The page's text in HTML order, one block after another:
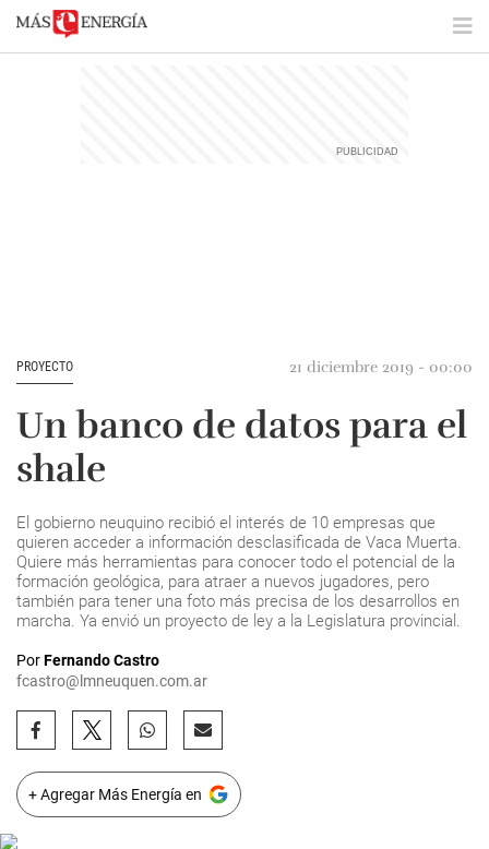
PROYECTO 21 diciembre 2019 - 00:00
Un banco de datos para el
shale
El gobierno neuquino recibió el interés de 10 empresas que
quieren acceder a información desclasificada de Vaca Muerta.
Quiere más herramientas para conocer todo el potencial de la
formación geológica, para atraer a nuevos jugadores, pero
también para tener una foto más precisa de los desarrollos en
marcha. Ya envió un proyecto de ley a la Legislatura provincial.
PorFernando Castro
fcastro@lmneuquen.com.ar
+ Agregar Más Energía en